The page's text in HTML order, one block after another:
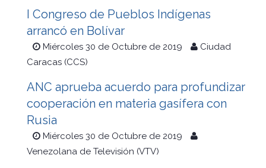
I Congreso de Pueblos Indígenas
arrancó en Bolívar
Miércoles 30 de Octubre de 2019
Ciudad
Caracas (CCS)
ANC aprueba acuerdo para profundizar
cooperación en materia gasífera con
Rusia
Miércoles 30 de Octubre de 2019
Venezolana de Televisión (VTV)